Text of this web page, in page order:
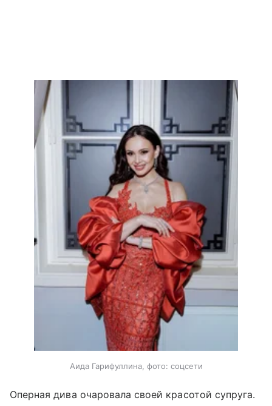
Аида Гарифуллина, фото: соцсети
Оперная дива очаровала своей красотой супруга.